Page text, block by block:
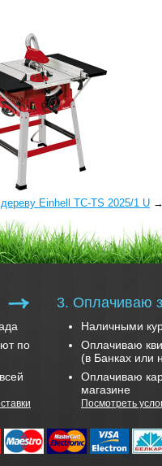
Einhell TC-TS 2025/1 U →
по
3. Оплачиваю
Наличными
Оплачиваю
(в Банках или
Оплачиваю
магазине
Посмотреть